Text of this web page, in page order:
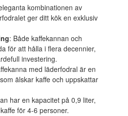
kombinationen av
ger ditt kök en exklusiv
: Både kaffekannan och
för att hålla i flera decennier,
investering.
med läderfodral är en
älskar kaffe och uppskattar
har en kapacitet på 0,9 liter,
för 4-6 personer.